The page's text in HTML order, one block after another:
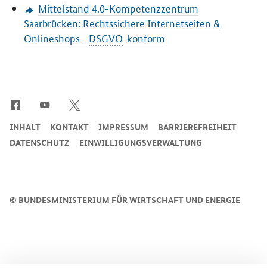
Mittelstand 4.0-Kompetenzzentrum
Saarbrücken: Rechtssichere Internetseiten &
Onlineshops - DSGVO-konform
© BUNDESMINISTERIUM FÜR WIRTSCHAFT UND ENERGIE
INHALT KONTAKT IMPRESSUM
BARRIEREFREIHEIT
DATENSCHUTZ
EINWILLIGUNGSVERWALTUNG